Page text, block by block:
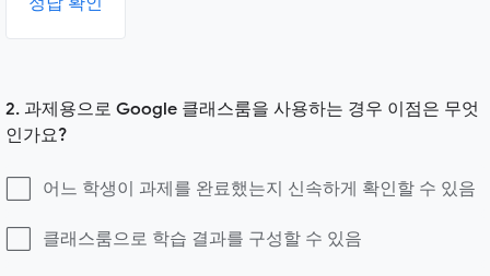
2. 과제용으로 Google 클래스룸을 사용하는 경우 이점은 무엇
인가요?
어느 학생이 과제를 완료했는지 신속하게 확인할 수 있음
클래스룸으로 학습 결과를 구성할 수 있음